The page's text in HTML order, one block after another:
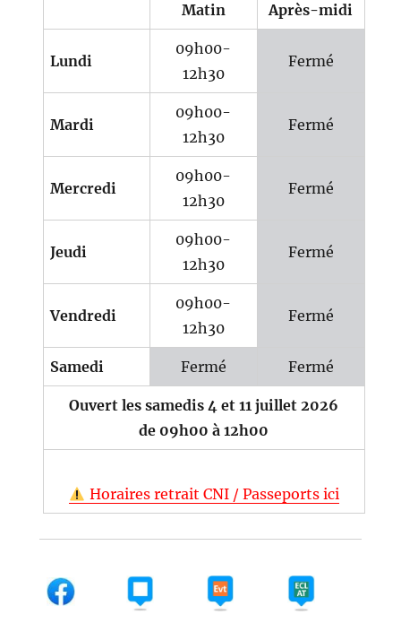
Matin
Après-midi
Lundi
09h00-
12h30
Fermé
Mardi
09h00-
12h30
Fermé
Mercredi
09h00-
12h30
Fermé
Jeudi
09h00-
12h30
Fermé
Vendredi
09h00-
12h30
Fermé
Samedi Fermé Fermé
Ouvert les samedis 4 et 11 juillet 2026
de 09h00 à 12h00
Horaires retrait CNI / Passeports ici